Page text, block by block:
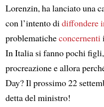
Lorenzin, ha lanciato una
con l’intento didiffondere
problematicheconcernenti
In Italia si fanno pochi figli,
procreazione e allora
Day? Il prossimo 22
detta del ministro!